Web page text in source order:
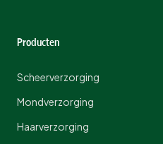
Producten
Scheerverzorging
Mondverzorging
Haarverzorging